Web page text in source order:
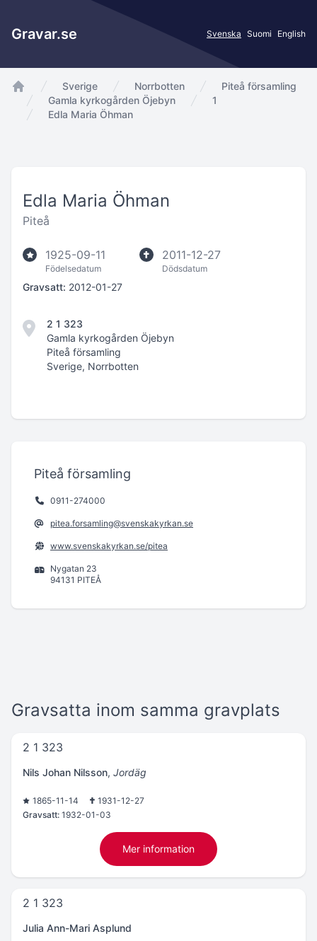
Gravar.se Svenska Suomi English
app.Start
Sverige Norrbotten
Piteå församling
Gamla kyrkogården Öjebyn
1
Edla Maria Öhman
Edla Maria Öhman
Piteå
1925-09-11
Födelsedatum
2011-12-27
Dödsdatum
Gravsatt: 2012-01-27
2 1 323
Gamla kyrkogården Öjebyn
Piteå församling
Sverige, Norrbotten
Piteå församling
0911-274000
pitea.forsamling@svenskakyrkan.se
www.svenskakyrkan.se/pitea
Nygatan 23
94131 PITEÅ
Gravsatta inom samma gravplats
2 1 323
Nils Johan Nilsson, Jordäg
1865-11-14
1931-12-27
Gravsatt: 1932-01-03
Mer information
2 1 323
Julia Ann-Mari Asplund